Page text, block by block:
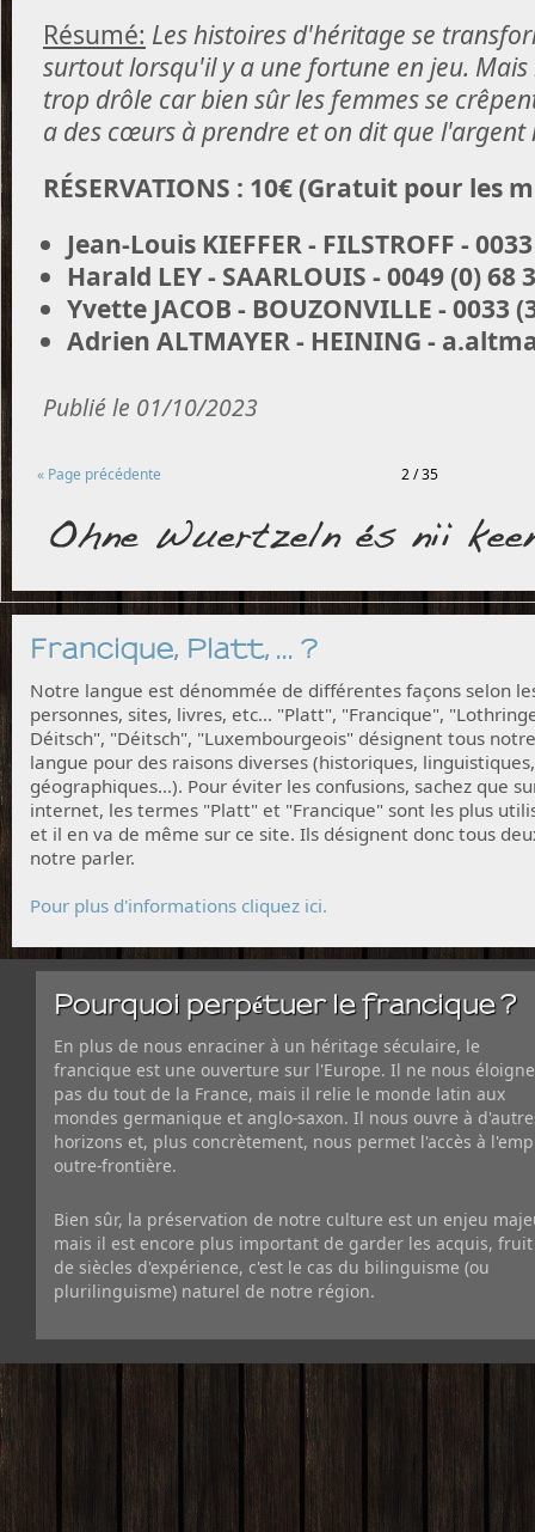
Résumé: Les histoires d'héritage se
surtout lorsqu'il y a une fortune en jeu.
trop drôle car bien sûr les femmes se
a des cœurs à prendre et on dit que l'argent
RÉSERVATIONS : 10€ (Gratuit pour les
Jean-Louis KIEFFER - FILSTROFF -
Harald LEY - SAARLOUIS - 0049 (0) 68
Yvette JACOB - BOUZONVILLE - 0033
Adrien ALTMAYER - HEINING -
Publié le 01/10/2023
« Page précédente 2 / 35
Francique, Platt, ... ?
Notre langue est dénommée de différentes façons selon
personnes, sites, livres, etc... "Platt", "Francique",
Déitsch", "Déitsch", "Luxembourgeois" désignent tous notre
langue pour des raisons diverses (historiques, linguistiques,
géographiques...). Pour éviter les confusions, sachez que
internet, les termes "Platt" et "Francique" sont les plus
et il en va de même sur ce site. Ils désignent donc tous
notre parler.
Pour plus d'informations cliquez ici.
Pourquoi perpétuer le francique ?
En plus de nous enraciner à un héritage séculaire, le
francique est une ouverture sur l'Europe. Il ne nous éloigne
pas du tout de la France, mais il relie le monde latin aux
mondes germanique et anglo-saxon. Il nous ouvre à
horizons et, plus concrètement, nous permet l'accès à
outre-frontière.
Bien sûr, la préservation de notre culture est un enjeu
mais il est encore plus important de garder les acquis, fruit
de siècles d'expérience, c'est le cas du bilinguisme (ou
plurilinguisme) naturel de notre région.